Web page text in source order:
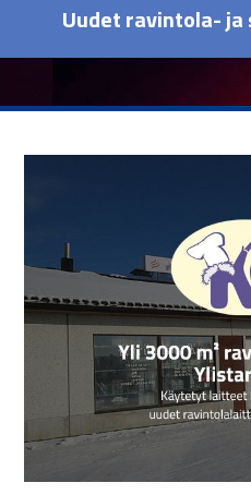
Uudet ravintola-